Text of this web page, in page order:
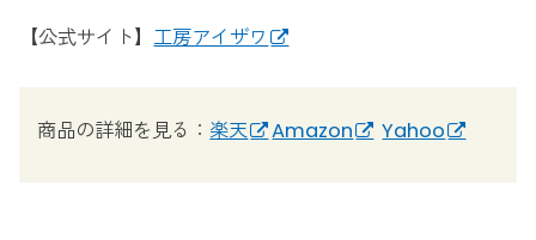
【公式サイト】 工房アイザワ
商品の詳細を見る： 楽天 Amazon Yahoo